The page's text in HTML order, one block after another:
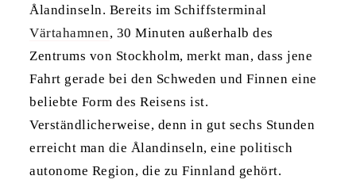
Ålandinseln. Bereits im Schiffsterminal
Värtahamnen, 30 Minuten außerhalb des
Zentrums von Stockholm, merkt man, dass jene
Fahrt gerade bei den Schweden und Finnen eine
beliebte Form des Reisens ist.
Verständlicherweise, denn in gut sechs Stunden
erreicht man die Ålandinseln, eine politisch
autonome Region, die zu Finnland gehört.